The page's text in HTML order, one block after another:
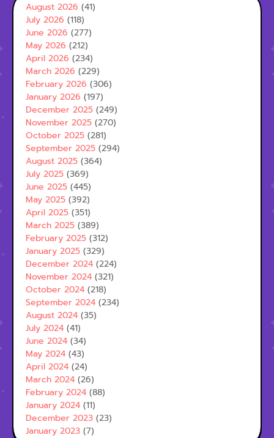
August 2026 (41)
July 2026 (118)
June 2026 (277)
May 2026 (212)
April 2026 (234)
March 2026 (229)
February 2026 (306)
January 2026 (197)
December 2025 (249)
November 2025 (270)
October 2025 (281)
September 2025 (294)
August 2025 (364)
July 2025 (369)
June 2025 (445)
May 2025 (392)
April 2025 (351)
March 2025 (389)
February 2025 (312)
January 2025 (329)
December 2024 (224)
November 2024 (321)
October 2024 (218)
September 2024 (234)
August 2024 (35)
July 2024 (41)
June 2024 (34)
May 2024 (43)
April 2024 (24)
March 2024 (26)
February 2024 (88)
January 2024 (11)
December 2023 (23)
January 2023 (7)